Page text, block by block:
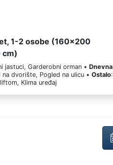
1-2 osobe (160x200
cm)
jastuci, Garderobni orman •Dnevna
na dvorište, Pogled na ulicu •Ostalo:
Klima uređaj